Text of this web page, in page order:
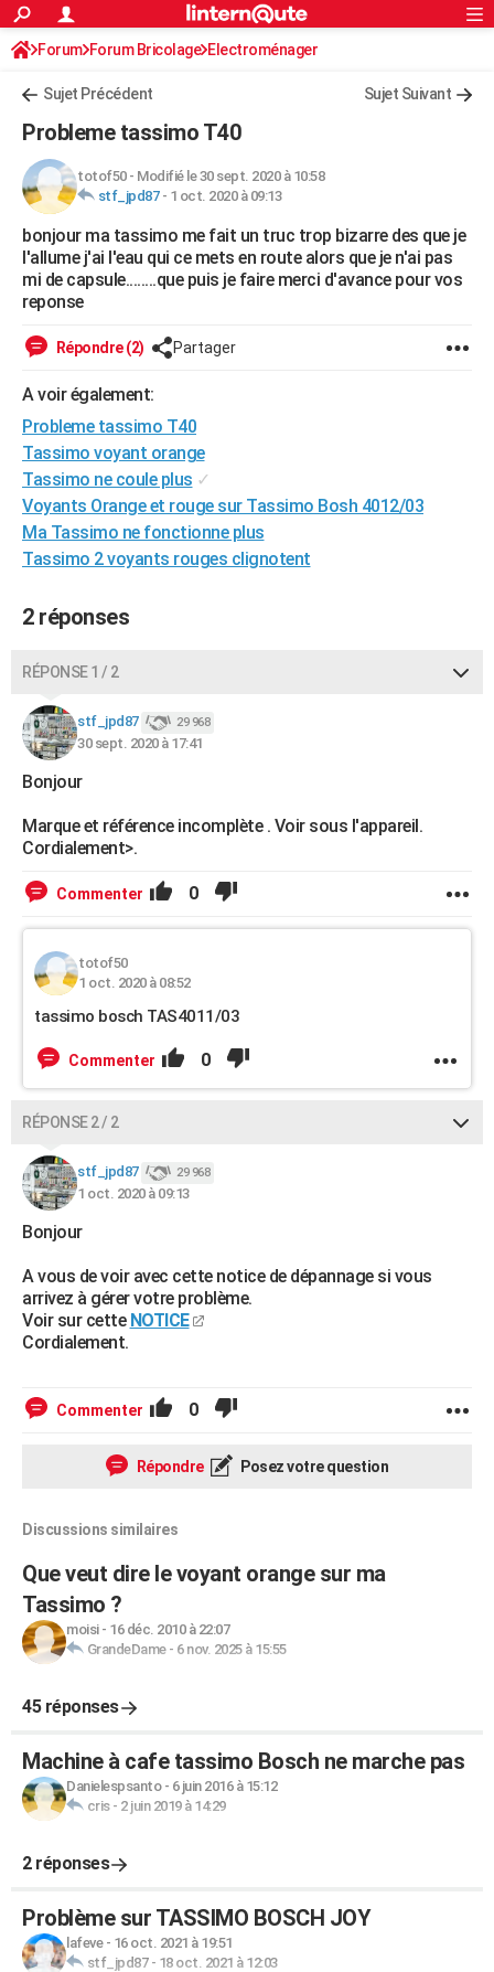
ACTUALITÉS
Politique
Société
Faits Divers
Education
Monde
Villes
+
FINANCE
Retraite
Impôts
Epargne
Immobilier
Risques naturels par ville
Banque
Assurance
Crédit
AUTO
Essais
Réserver un essai
Citadines
Berlines
SUV
Forum auto
+HIGH-TECH
Mobiles
Meilleur smartphone
Internet
Ordinateurs
Jeux vidéo
Guide high-tech
+BRICOLAGE
Forum
Aménagement intérieur
Extérieur
Cuisine
Salle de bains
Jardinage
Rangement
WEEK-END
LIFESTYLE
Art de vivre
Bien-être
Loisirs
Mode
Modes de vie
SANTE
Alimentation
Guide de la santé
Maladies
Médicaments
Sommeil
VOYAGE
Destinations
City break
Voyage nature
Voyage de noces
Forum
Climat
+PHOTO
GUIDES D'ACHAT
BONS PLANS
Dictionnaire
Biographies
Citations
Expressions
Proverbes
PROGRAMME TV
COPAINS D'AVANT
S'inscrire
Se connecter
Lycées
Collèges
Primaires
Universités
Entreprises
Service militaire
Avis de recherche
AVIS DE DÉCÈS
FORUM
S'inscrire
Connexion
Forum Forum Bricolage Electroménager
Sujet Précédent Sujet Suivant
Probleme tassimo T40
totof50- Modifié le 30 sept. 2020 à 10:58
stf_jpd87- 1 oct. 2020 à 09:13
bonjour ma tassimo me fait un truc trop bizarre des que je
l'allume j'ai l'eau qui ce mets en route alors que je n'ai pas
mi de capsule........que puis je faire merci d'avance pour vos
reponse
Répondre (2) Partager
A voir également:
Probleme tassimo T40
Tassimo voyant orange
Tassimo ne coule plus ✓
Voyants Orange et rouge sur Tassimo Bosh 4012/03
Ma Tassimo ne fonctionne plus
Tassimo 2 voyants rouges clignotent
2 réponses
RÉPONSE 1 / 2
stf_jpd87 29 968
30 sept. 2020 à 17:41
Bonjour
Marque et référence incomplète . Voir sous l'appareil.
Cordialement>.
Commenter 0
totof50
1 oct. 2020 à 08:52
tassimo bosch TAS4011/03
Commenter 0
RÉPONSE 2 / 2
stf_jpd87 29 968
1 oct. 2020 à 09:13
Bonjour
A vous de voir avec cette notice de dépannage si vous
arrivez à gérer votre problème.
Voir sur cette NOTICE
Cordialement.
Commenter 0
Répondre Posez votre question
Discussions similaires
Que veut dire le voyant orange sur ma
Tassimo ?
moisi- 16 déc. 2010 à 22:07
GrandeDame- 6 nov. 2025 à 15:55
45 réponses
Machine à cafe tassimo Bosch ne marche pas
Danielespsanto- 6 juin 2016 à 15:12
cris- 2 juin 2019 à 14:29
2 réponses
Problème sur TASSIMO BOSCH JOY
lafeve- 16 oct. 2021 à 19:51
stf_jpd87- 18 oct. 2021 à 12:03